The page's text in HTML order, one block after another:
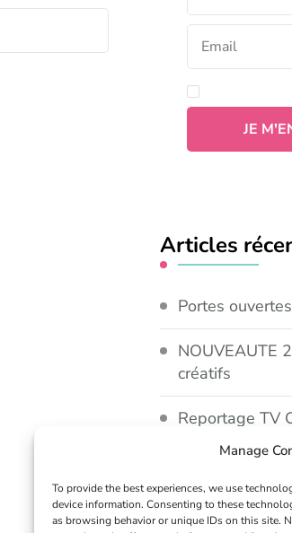
Manage
To provide the best experiences, we use
device information. Consenting to these
as browsing behavior or unique IDs on this site.
Articles
Portes
NOUVEAUTE
créatifs
Reportage TV
Construction
Chantier